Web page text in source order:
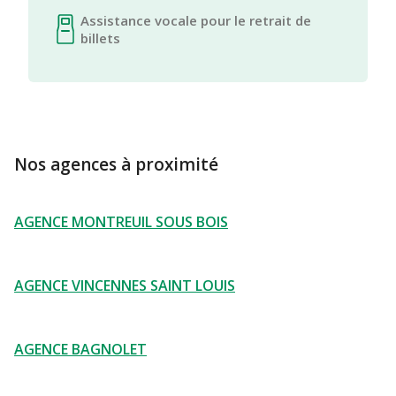
Assistance vocale pour le retrait de
billets
Nos agences à proximité
AGENCE MONTREUIL SOUS BOIS
AGENCE VINCENNES SAINT LOUIS
AGENCE BAGNOLET